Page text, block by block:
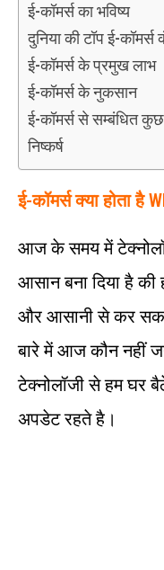
ई-कॉमर्स का भविष्य
दुनिया की टॉप ई-कॉमर्स
ई-कॉमर्स के प्रमुख लाभ
ई-कॉमर्स के नुकसान
ई-कॉमर्स से सम्बंधित
निष्कर्ष
ई-कॉमर्स क्या होता है
आज के समय में
आसान बना दिया है
और आसानी से कर
बारे में आज कौन नहीं
टेक्नोलॉजी से हम घर
अपडेट रहते है।